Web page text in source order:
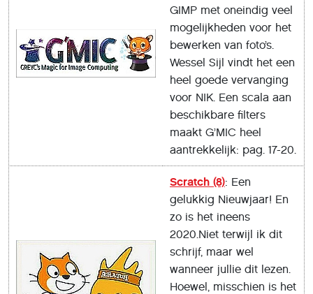
GIMP met oneindig veel
mogelijkheden voor het
bewerken van foto’s.
Wessel Sijl vindt het een
heel goede vervanging
voor NIK. Een scala aan
beschikbare filters
maakt G’MIC heel
aantrekkelijk: pag. 17-20.
Scratch (8): Een
gelukkig Nieuwjaar! En
zo is het ineens
2020.Niet terwijl ik dit
schrijf, maar wel
wanneer jullie dit lezen.
Hoewel, misschien is het